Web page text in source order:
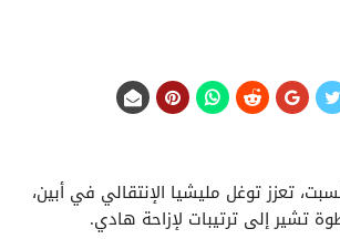
تعزز توغل مليشيا الإنتقالي في أبين،
تشير إلى ترتيبات لإزاحة هادي.